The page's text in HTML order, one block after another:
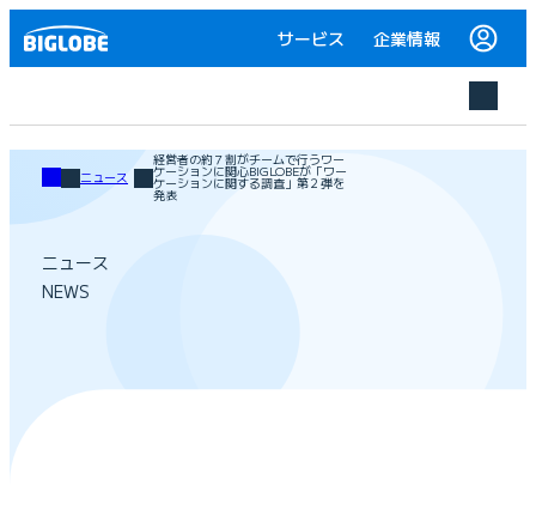
サービス 企業情報
ニュース
経営者の約７割がチームで行うワー
ケーションに関心BIGLOBEが「ワー
ケーションに関する調査」第２弾を
発表
ニュース
NEWS